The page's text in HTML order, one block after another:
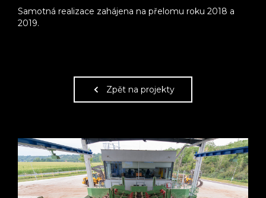
Samotná realizace zahájena na přelomu roku 2018 a
2019.
Zpět na projekty